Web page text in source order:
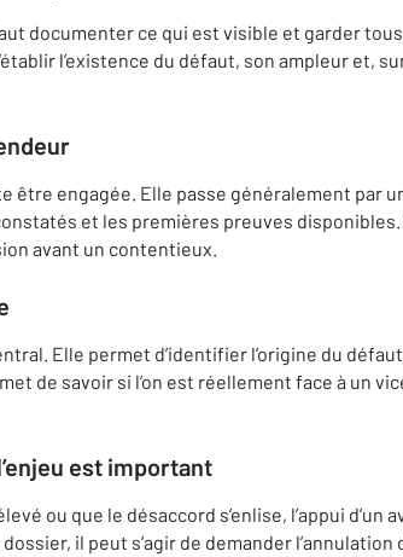
documenter ce qui est visible et garder
l’existence du défaut, son ampleur et,
être engagée. Elle passe généralement par
et les premières preuves
avant un contentieux.
Elle permet d’identifier l’origine du
de savoir si l’on est réellement face à un
est important
ou que le désaccord s’enlise, l’appui
il peut s’agir de demander